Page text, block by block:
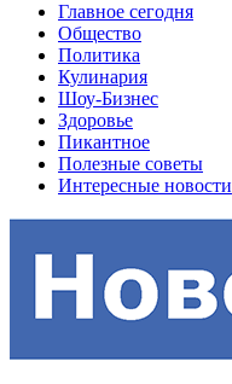
Главное сегодня
Общество
Политика
Кулинария
Шоу-Бизнес
Здоровье
Пикантное
Полезные советы
Интересные новости